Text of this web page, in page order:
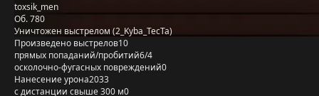
toxsik_men
Об. 780
Уничтожен выстрелом (2_Kyba_TecTa)
Произведено выстрелов10
прямых попаданий/пробитий6/4
осколочно-фугасных повреждений0
Нанесение урона2033
с дистанции свыше 300 м0